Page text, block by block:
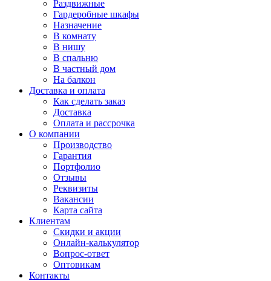
Раздвижные
Гардеробные шкафы
Назначение
В комнату
В нишу
В спальню
В частный дом
На балкон
Доставка и оплата
Как сделать заказ
Доставка
Оплата и рассрочка
О компании
Производство
Гарантия
Портфолио
Отзывы
Реквизиты
Вакансии
Карта сайта
Клиентам
Скидки и акции
Онлайн-калькулятор
Вопрос-ответ
Оптовикам
Контакты